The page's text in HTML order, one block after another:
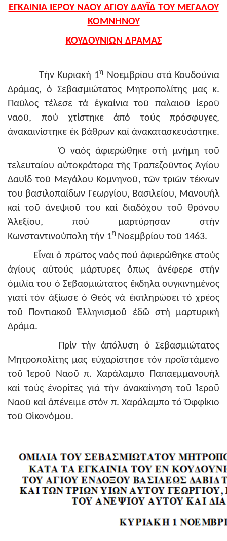
ΕΓΚΑΙΝΙΑ ΙΕΡΟΥ ΝΑΟΥ ΑΓΙΟΥ ΔΑΥΪΔ ΤΟΥ ΜΕΓΑΛΟΥ
ΚΟΜΝΗΝΟΥ
ΚΟΥΔΟΥΝΙΩΝ ΔΡΑΜΑΣ
Τήν Κυριακή 1η
Νοεμβρίου στά Κουδούνια
Δράμας, ὁ Σεβασμιώτατος Μητροπολίτης μας κ.
Παῦλος τέλεσε τά ἐγκαίνια τοῦ παλαιοῦ ἱεροῦ
ναοῦ, πού χτίστηκε ἀπό τούς πρόσφυγες,
ἀνακαινίστηκε ἐκ βάθρων καί ἀνακατασκευάστηκε.
Ὁ ναός ἀφιερώθηκε στή μνήμη τοῦ
τελευταίου αὐτοκράτορα τῆς Τραπεζοῦντος Ἁγίου
Δαυΐδ τοῦ Μεγάλου Κομνηνοῦ, τῶν τριῶν τέκνων
του βασιλοπαίδων Γεωργίου, Βασιλείου, Μανουήλ
καί τοῦ ἀνεψιοῦ του καί διαδόχου τοῦ θρόνου
Ἀλεξίου, πού μαρτύρησαν στήν
Κωνσταντινούπολη τήν 1η Νοεμβρίου τοῦ 1463.
Εἶναι ὁ πρῶτος ναός πού ἀφιερώθηκε στούς
ἁγίους αὐτούς μάρτυρες ὅπως ἀνέφερε στήν
ὁμιλία του ὁ Σεβασμιώτατος ἔκδηλα συγκινημένος
γιατί τόν ἀξίωσε ὁ Θεός νά ἐκπληρώσει τό χρέος
τοῦ Ποντιακοῦ Ἑλληνισμοῦ ἐδῶ στή μαρτυρική
Δράμα.
Πρίν τήν ἀπόλυση ὁ Σεβασμιώτατος
Μητροπολίτης μας εὐχαρίστησε τόν προϊστάμενο
τοῦ Ἱεροῦ Ναοῦ π. Χαράλαμπο Παπαεμμανουήλ
καί τούς ἐνορίτες γιά τήν ἀνακαίνηση τοῦ Ἱεροῦ
Ναοῦ καί ἀπένειμε στόν π. Χαράλαμπο τό Ὀφφίκιο
τοῦ Οἰκονόμου.